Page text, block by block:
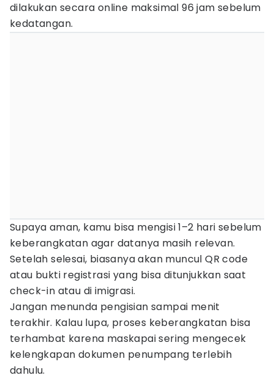
dilakukan secara online maksimal 96 jam sebelum
kedatangan.
Supaya aman, kamu bisa mengisi 1–2 hari sebelum
keberangkatan agar datanya masih relevan.
Setelah selesai, biasanya akan muncul QR code
atau bukti registrasi yang bisa ditunjukkan saat
check-in atau di imigrasi.
Jangan menunda pengisian sampai menit
terakhir. Kalau lupa, proses keberangkatan bisa
terhambat karena maskapai sering mengecek
kelengkapan dokumen penumpang terlebih
dahulu.